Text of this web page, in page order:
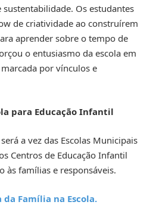
Os estudantes
de criatividade ao construírem
aprender sobre o tempo de
o entusiasmo da escola em
por vínculos e
para Educação Infantil
a vez das Escolas Municipais
Centros de Educação Infantil
às famílias e responsáveis.
da Família na Escola.